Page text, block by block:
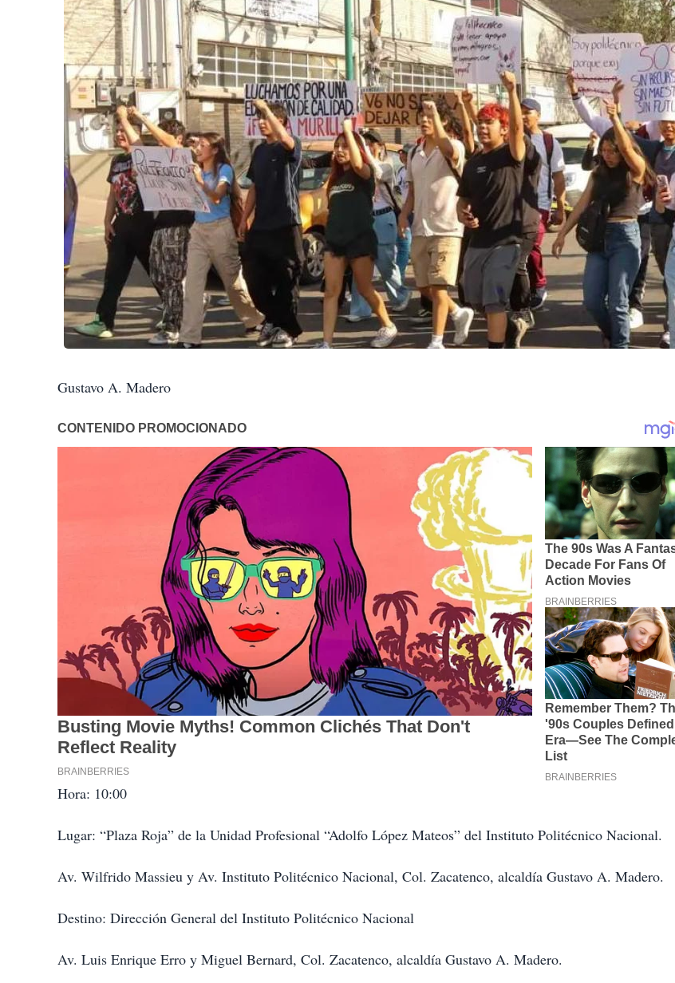
Gustavo A. Madero
Hora: 10:00
Lugar: “Plaza Roja” de la Unidad Profesional “Adolfo López Mateos” del Instituto Politécnico Nacional.
Av. Wilfrido Massieu y Av. Instituto Politécnico Nacional, Col. Zacatenco, alcaldía Gustavo A. Madero.
Destino: Dirección General del Instituto Politécnico Nacional
Av. Luis Enrique Erro y Miguel Bernard, Col. Zacatenco, alcaldía Gustavo A. Madero.